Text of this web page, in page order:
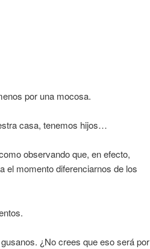
por una mocosa.
casa, tenemos hijos…
observando que, en efecto,
el momento diferenciarnos de los
¿No crees que eso será por